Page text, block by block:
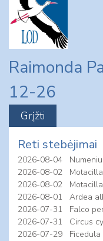
content
Raimonda
12-26
Reti stebėjimai
2026-08-04
2026-08-02
2026-08-02
2026-08-01
Ardea
2026-07-31
Falco
2026-07-31
Circus
2026-07-29